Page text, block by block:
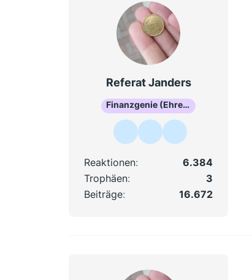
Referat Janders
Finanzgenie (Ehrenmitglied)
Reaktionen
6.384
Trophäen
3
Beiträge
16.672